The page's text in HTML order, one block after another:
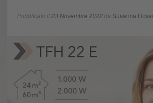
Pubblicato il23 Novembre 2022da Susanna Rossi